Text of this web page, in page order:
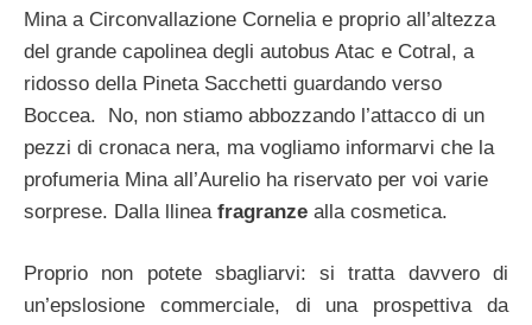
Mina a Circonvallazione Cornelia e proprio all’altezza
del grande capolinea degli autobus Atac e Cotral, a
ridosso della Pineta Sacchetti guardando verso
Boccea. No, non stiamo abbozzando l’attacco di un
pezzi di cronaca nera, ma vogliamo informarvi che la
profumeria Mina all’Aurelio ha riservato per voi varie
sorprese. Dalla llinea fragranze alla cosmetica.
Proprio non potete sbagliarvi: si tratta davvero di
un’epslosione commerciale, di una prospettiva da